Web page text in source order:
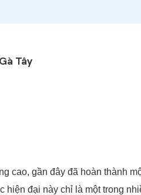
Tây
cao, gần đây đã hoàn thành
hiện đại này chỉ là một trong